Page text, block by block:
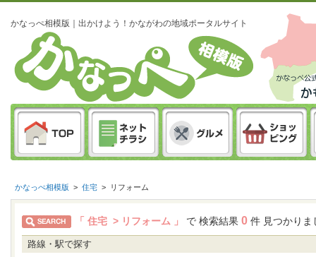
かなっぺ相模版｜出かけよう！かながわの地域ポータルサイト
かなっぺ相模版 > 住宅 > リフォーム
「 住宅 > リフォーム 」 で 検索結果 0 件 見つかりま
路線・駅で探す